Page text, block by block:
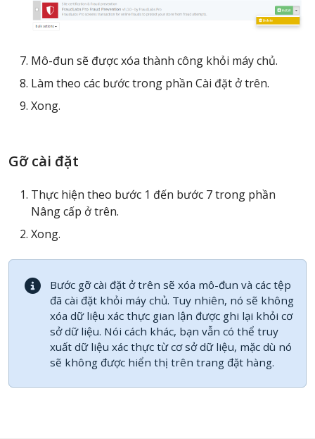
Mô-đun sẽ được xóa thành công khỏi máy chủ.
Làm theo các bước trong phần Cài đặt ở trên.
Xong.
Gỡ cài đặt
Thực hiện theo bước 1 đến bước 7 trong phần
Nâng cấp ở trên.
Xong.
Bước gỡ cài đặt ở trên sẽ xóa mô-đun và các tệp
đã cài đặt khỏi máy chủ. Tuy nhiên, nó sẽ không
xóa dữ liệu xác thực gian lận được ghi lại khỏi cơ
sở dữ liệu. Nói cách khác, bạn vẫn có thể truy
xuất dữ liệu xác thực từ cơ sở dữ liệu, mặc dù nó
sẽ không được hiển thị trên trang đặt hàng.